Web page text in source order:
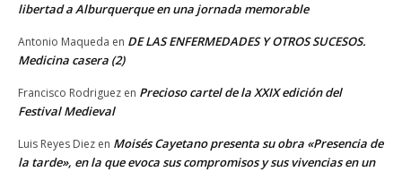
libertad a Alburquerque en una jornada memorable
Antonio Maqueda en DE LAS ENFERMEDADES Y OTROS SUCESOS.
Medicina casera (2)
Francisco Rodriguez en Precioso cartel de la XXIX edición del
Festival Medieval
Luis Reyes Diez en Moisés Cayetano presenta su obra «Presencia de
la tarde», en la que evoca sus compromisos y sus vivencias en un